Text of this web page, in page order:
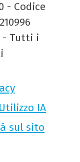
- Codice
- Tutti i
Utilizzo IA
sul sito